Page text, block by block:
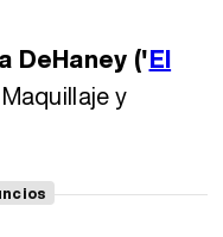
DeHaney ('El
y